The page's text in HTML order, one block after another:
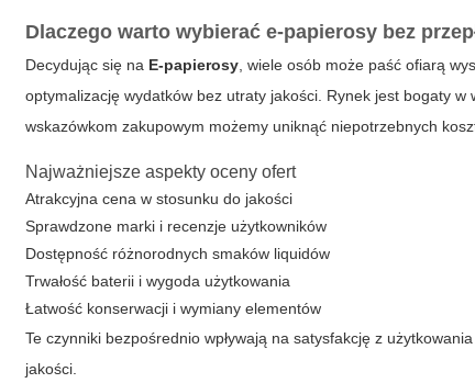
Dlaczego warto wybierać e-papierosy bez
Decydując się na E-papierosy , wiele osób może paść ofiarą
optymalizację wydatków bez utraty jakości. Rynek jest bogaty
wskazówkom zakupowym możemy uniknąć niepotrzebnych
Najważniejsze aspekty oceny ofert
Atrakcyjna cena w stosunku do jakości
Sprawdzone marki i recenzje użytkowników
Dostępność różnorodnych smaków liquidów
Trwałość baterii i wygoda użytkowania
Łatwość konserwacji i wymiany elementów
Te czynniki bezpośrednio wpływają na satysfakcję z
jakości.